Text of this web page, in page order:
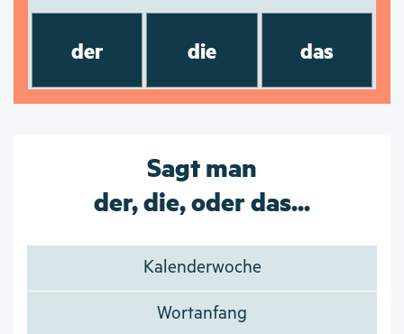
der die das
Sagt man
der, die, oder das...
Kalenderwoche
Wortanfang